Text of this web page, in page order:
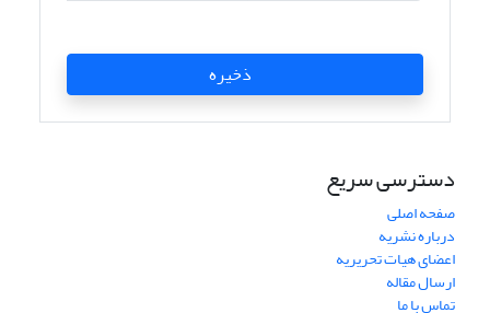
ذخیره
دسترسی سریع
صفحه اصلی
درباره نشریه
اعضای هیات تحریریه
ارسال مقاله
تماس با ما